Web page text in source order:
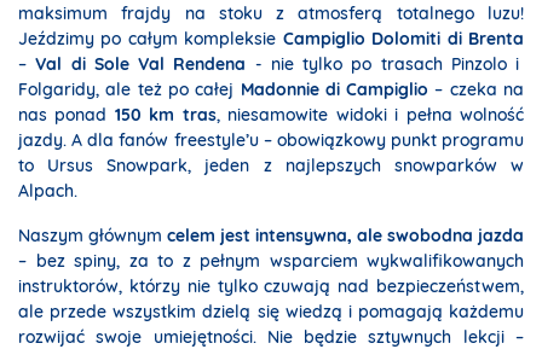
maksimum frajdy na stoku z atmosferą totalnego luzu!
Jeździmy po całym kompleksie Campiglio Dolomiti di Brenta
–Val di Sole Val Rendena - nie tylko po trasach Pinzolo i
Folgaridy, ale też po całej Madonnie di Campiglio – czeka na
nas ponad 150 km tras, niesamowite widoki i pełna wolność
jazdy. A dla fanów freestyle’u – obowiązkowy punkt programu
to Ursus Snowpark, jeden z najlepszych snowparków w
Alpach.
Naszym głównym celem jest intensywna, ale swobodna jazda
– bez spiny, za to z pełnym wsparciem wykwalifikowanych
instruktorów, którzy nie tylko czuwają nad bezpieczeństwem,
ale przede wszystkim dzielą się wiedzą i pomagają każdemu
rozwijać swoje umiejętności. Nie będzie sztywnych lekcji –